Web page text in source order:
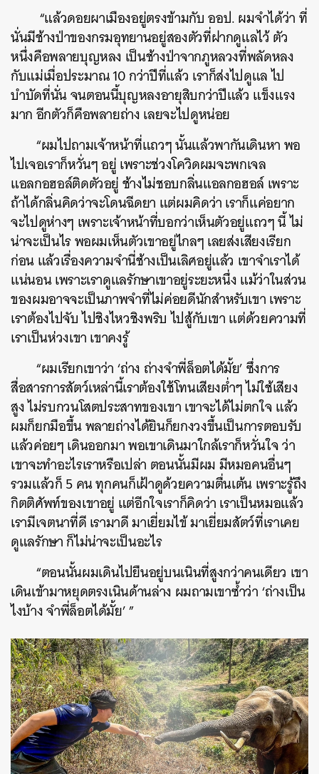
“แล้วดอยผาเมืองอยู่ตรงข้ามกับ ออป. ผมจำได้ว่า ที่
นั่นมีช้างป่าของกรมอุทยานอยู่สองตัวที่ฝากดูแลไว้ ตัว
หนึ่งคือพลายบุญหลง เป็นช้างป่าจากภูหลวงที่พลัดหลง
กับแม่เมื่อประมาณ 10 กว่าปีที่แล้ว เราก็ส่งไปดูแล ไป
บำบัดที่นั่น จนตอนนี้บุญหลงอายุสิบกว่าปีแล้ว แข็งแรง
มาก อีกตัวก็คือพลายถ่าง เลยจะไปดูหน่อย
“ผมไปถามเจ้าหน้าที่แถวๆ นั้นแล้วพากันเดินหา พอ
ไปเจอเราก็หวั่นๆ อยู่ เพราะช่วงโควิดผมจะพกเจล
แอลกอฮอล์ติดตัวอยู่ ช้างไม่ชอบกลิ่นแอลกอฮอล์ เพราะ
ถ้าได้กลิ่นคิดว่าจะโดนฉีดยา แต่ผมคิดว่า เราก็แค่อยาก
จะไปดูห่างๆ เพราะเจ้าหน้าที่บอกว่าเห็นตัวอยู่แถวๆ นี้ ไม่
น่าจะเป็นไรพอผมเห็นตัวเขาอยู่ไกลๆ เลยส่งเสียงเรียก
ก่อน แล้วเรื่องความจำนี่ช้างเป็นเลิศอยู่แล้ว เขาจำเราได้
แน่นอน เพราะเราดูแลรักษาเขาอยู่ระยะหนึ่ง แม้ว่าในส่วน
ของผมอาจจะเป็นภาพจำที่ไม่ค่อยดีนักสำหรับเขา เพราะ
เราต้องไปจับ ไปชิงไหวชิงพริบ ไปสู้กับเขา แต่ด้วยความที่
เราเป็นห่วงเขา เขาคงรู้
“ผมเรียกเขาว่า ‘ถ่าง ถ่างจำพี่ล็อตได้มั้ย’ ซึ่งการ
สื่อสารการสัตว์เหล่านี้เราต้องใช้โทนเสียงต่ำๆ ไม่ใช้เสียง
สูง ไม่รบกวนโสตประสาทของเขา เขาจะได้ไม่ตกใจ แล้ว
ผมก็ยกมือขึ้น พลายถ่างได้ยินก็ยกงวงขึ้นเป็นการตอบรับ
แล้วค่อยๆ เดินออกมา พอเขาเดินมาใกล้เราก็หวั่นใจ ว่า
เขาจะทำอะไรเราหรือเปล่า ตอนนั้นมีผม มีหมอคนอื่นๆ
รวมแล้วก็ 5 คน ทุกคนก็เฝ้าดูด้วยความตื่นเต้น เพราะรู้ถึง
กิตติศัพท์ของเขาอยู่ แต่อีกใจเราก็คิดว่า เราเป็นหมอแล้ว
เรามีเจตนาที่ดี เรามาดี มาเยี่ยมไข้ มาเยี่ยมสัตว์ที่เราเคย
ดูแลรักษา ก็ไม่น่าจะเป็นอะไร
“ตอนนั้นผมเดินไปยืนอยู่บนเนินที่สูงกว่าคนเดียว เขา
เดินเข้ามาหยุดตรงเนินด้านล่าง ผมถามเขาซ้ำว่า ‘ถ่างเป็น
ไงบ้าง จำพี่ล็อตได้มั้ย’ ”